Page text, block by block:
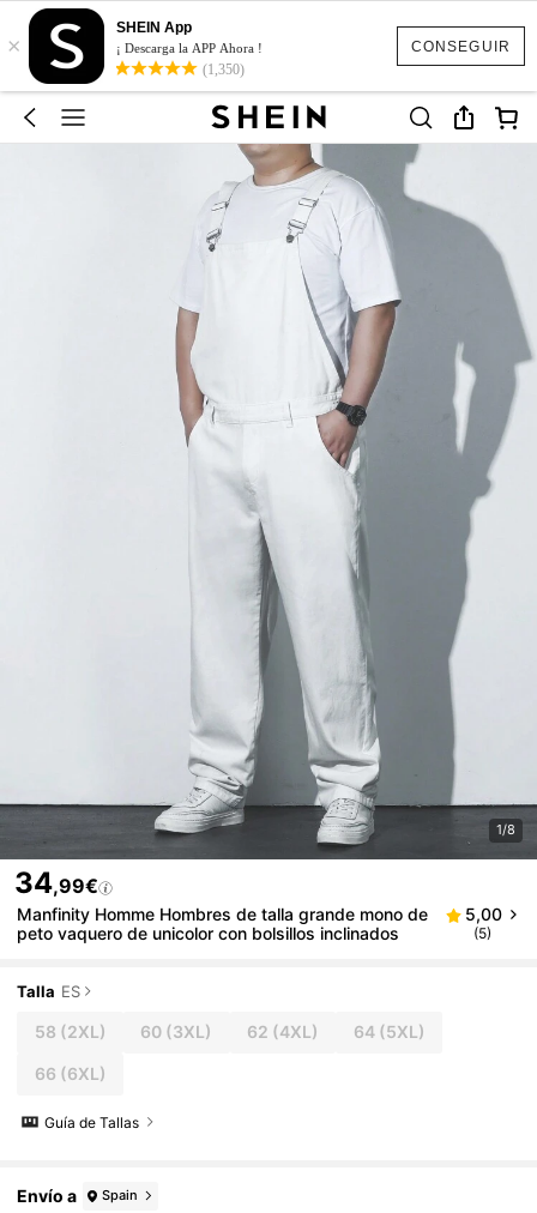
CONSEGUIR
×
SHEIN App
¡ Descarga la APP Ahora !
(1,350)
1/8
34,99€
Manfinity Homme Hombres de talla grande mono de
peto vaquero de unicolor con bolsillos inclinados
5,00
(5)
Talla ES
58 (2XL) 60 (3XL) 62 (4XL) 64(5XL)
66 (6XL)
Guía de Tallas
Envío a Spain